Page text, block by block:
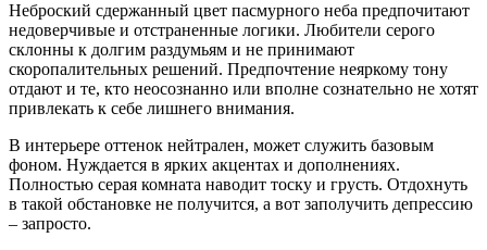
Неброский сдержанный цвет пасмурного неба предпочитают
недоверчивые и отстраненные логики. Любители серого
склонны к долгим раздумьям и не принимают
скоропалительных решений. Предпочтение неяркому тону
отдают и те, кто неосознанно или вполне сознательно не хотят
привлекать к себе лишнего внимания.
В интерьере оттенок нейтрален, может служить базовым
фоном. Нуждается в ярких акцентах и дополнениях.
Полностью серая комната наводит тоску и грусть. Отдохнуть
в такой обстановке не получится, а вот заполучить депрессию
– запросто.